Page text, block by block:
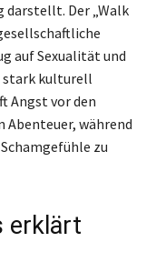
darstellt. Der „Walk
auf Sexualität und
stark kulturell
Angst vor den
Abenteuer, während
zu
erklärt